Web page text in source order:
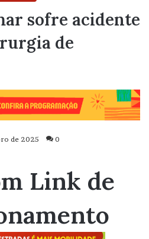
sofre acidente
de
de 2025 0
Link de